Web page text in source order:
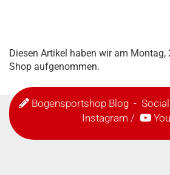
Diesen Artikel haben wir am Montag,
Shop aufgenommen.
Bogensportshop Blog-
Instagram /